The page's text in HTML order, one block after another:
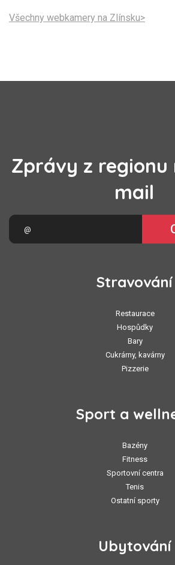
Všechny webkamery na Zlínsku>
Zprávy z regionu
mail
Stravování
Restaurace
Hospůdky
Bary
Cukrárny, kavárny
Pizzerie
Sport a
Bazény
Fitness
Sportovní centra
Tenis
Ostatní sporty
Ubytování